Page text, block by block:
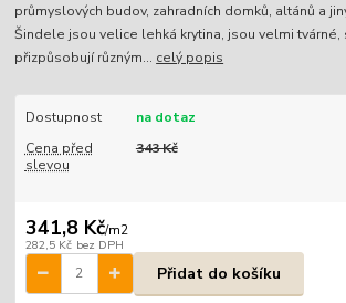
průmyslových budov, zahradních domků, altánů a
Šindele jsou velice lehká krytina, jsou velmi tvárné,
přizpůsobují různým... celý popis
Dostupnost
na dotaz
Cena před
slevou
343 Kč
341,8 Kč/m2
282,5 Kč bez DPH
Přidat do košíku